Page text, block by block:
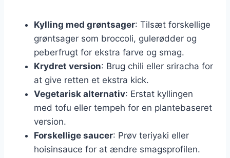
Kylling med grøntsager: Tilsæt forskellige
grøntsager som broccoli, gulerødder og
peberfrugt for ekstra farve og smag.
Krydret version: Brug chili eller sriracha for
at give retten et ekstra kick.
Vegetarisk alternativ: Erstat kyllingen
med tofu eller tempeh for en plantebaseret
version.
Forskellige saucer: Prøv teriyaki eller
hoisinsauce for at ændre smagsprofilen.